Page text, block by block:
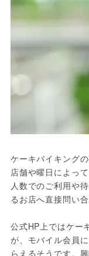
ケーキバイキング
店舗や曜日によっ
人数でのご利用や
るお店へ直接問い
公式HP上ではケー
が、モバイル会員
らえるそうです。